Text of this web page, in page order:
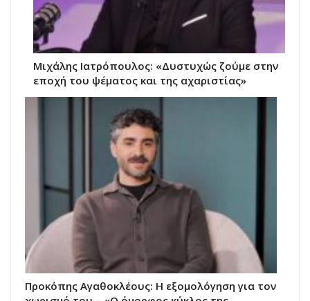
Μιχάλης Ιατρόπουλος: «Δυστυχώς ζούμε στην
εποχή του ψέματος και της αχαριστίας»
Προκόπης Αγαθοκλέους: Η εξομολόγηση για τον